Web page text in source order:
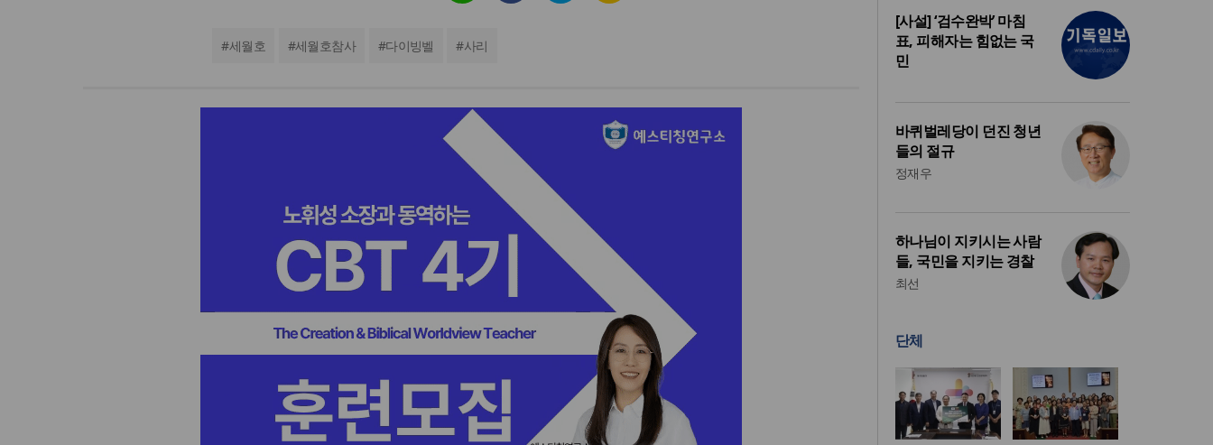
#세월호 #세월호참사 #다이빙벨 #사리
[사설] ‘검수완박’ 마침
표, 피해자는 힘없는 국
민
바퀴벌레당이 던진 청년
들의 절규
정재우
하나님이 지키시는 사람
들, 국민을 지키는 경찰
최선
단체